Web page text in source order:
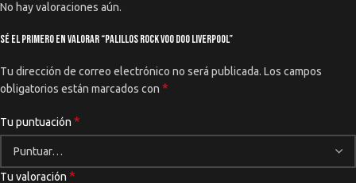
No hay valoraciones aún.
Sé el primero en valorar “Palillos Rock Voo Doo Liverpool”
Tu dirección de correo electrónico no será publicada. Los campos
obligatorios están marcados con *
Tu puntuación *
Tu valoración *